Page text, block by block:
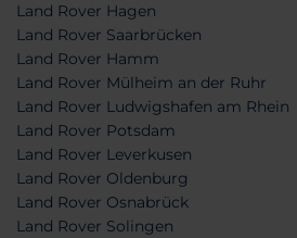
Land Rover Hagen
Land Rover Saarbrücken
Land Rover Hamm
Land Rover Mülheim an der Ruhr
Land Rover Ludwigshafen am Rhein
Land Rover Potsdam
Land Rover Leverkusen
Land Rover Oldenburg
Land Rover Osnabrück
Land Rover Solingen